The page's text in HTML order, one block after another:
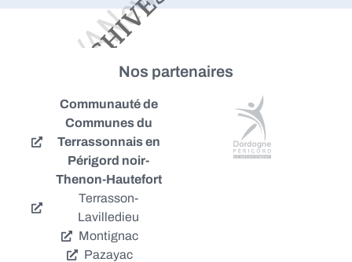
Nos partenaires
Communauté de
Communes du
Terrassonnais en
Périgord noir-
Thenon-Hautefort
Terrasson-
Lavilledieu
Montignac
Pazayac